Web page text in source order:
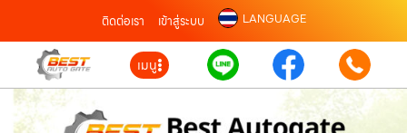
ติดต่อเรา เข้าสู่ระบบ LANGUAGE
เมนู